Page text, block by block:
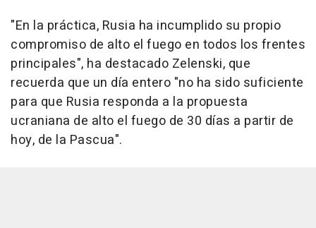
"En la práctica, Rusia ha incumplido su propio
compromiso de alto el fuego en todos los frentes
principales", ha destacado Zelenski, que
recuerda que un día entero "no ha sido suficiente
para que Rusia responda a la propuesta
ucraniana de alto el fuego de 30 días a partir de
hoy, de la Pascua".